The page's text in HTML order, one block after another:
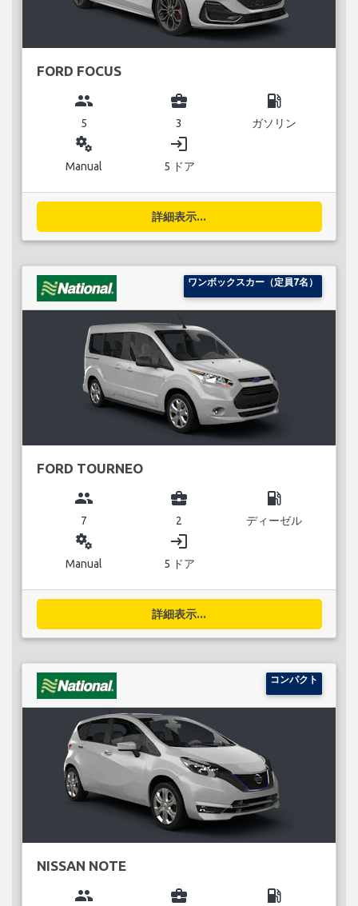
FORD FOCUS
group
5
business_center
3
local_gas_station
ガソリン
miscellaneous_services
Manual
login
5 ドア
詳細表示...
ワンボックスカー（定員7名）
FORD TOURNEO
group
7
business_center
2
local_gas_station
ディーゼル
miscellaneous_services
Manual
login
5 ドア
詳細表示...
コンパクト
NISSAN NOTE
group business_center local_gas_station